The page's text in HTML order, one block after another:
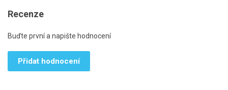
Recenze
Buďte první a napište hodnocení
Přidat hodnocení